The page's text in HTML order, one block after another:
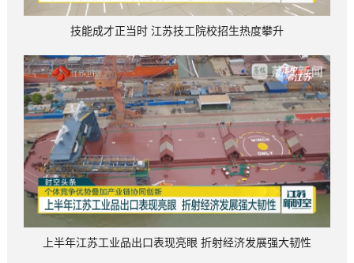
技能成才正当时 江苏技工院校招生热度攀升
上半年江苏工业品出口表现亮眼 折射经济发展强大韧性